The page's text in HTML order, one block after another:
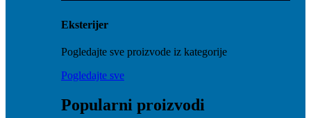
Eksterijer
Pogledajte sve proizvode iz kategorije
Pogledajte sve
Popularni proizvodi